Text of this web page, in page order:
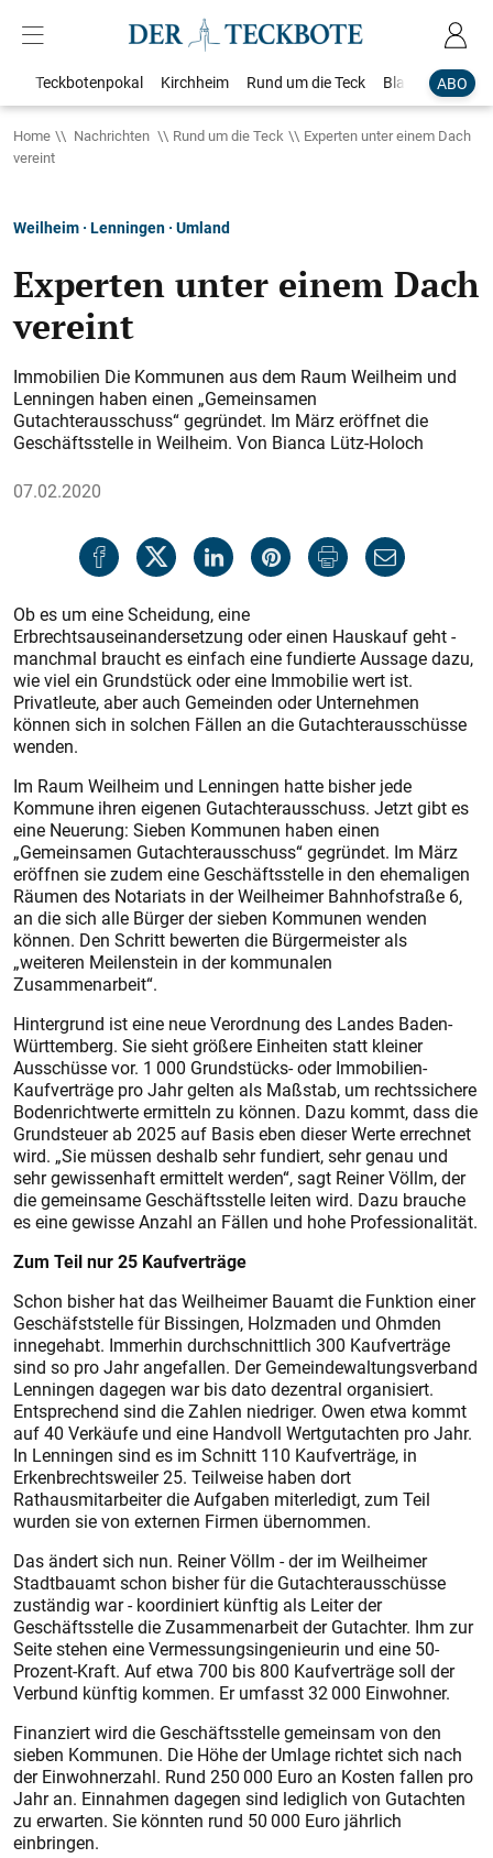
ABO
Teckbotenpokal Kirchheim Rund um die Teck Blaulicht
Home Nachrichten Rund um die Teck
Experten unter einem Dach
vereint
Weilheim · Lenningen · Umland
Experten unter einem Dach
vereint
Immobilien Die Kommunen aus dem Raum Weilheim und
Lenningen haben einen „Gemeinsamen
Gutachterausschuss“ gegründet. Im März eröffnet die
Geschäftsstelle in Weilheim. Von Bianca Lütz-Holoch
07.02.2020
Ob es um eine Scheidung, eine
Erbrechtsauseinandersetzung oder einen Hauskauf geht -
manchmal braucht es einfach eine fundierte Aussage dazu,
wie viel ein Grundstück oder eine Immobilie wert ist.
Privatleute, aber auch Gemeinden oder Unternehmen
können sich in solchen Fällen an die Gutachterausschüsse
wenden.
Im Raum Weilheim und Lenningen hatte bisher jede
Kommune ihren eigenen Gutachterausschuss. Jetzt gibt es
eine Neuerung: Sieben Kommunen haben einen
„Gemeinsamen Gutachterausschuss“ gegründet. Im März
eröffnen sie zudem eine Geschäftsstelle in den ehemaligen
Räumen des Notariats in der Weilheimer Bahnhofstraße 6,
an die sich alle Bürger der sieben Kommunen wenden
können. Den Schritt bewerten die Bürgermeister als
„weiteren Meilenstein in der kommunalen
Zusammenarbeit“.
Hintergrund ist eine neue Verordnung des Landes Baden-
Würt­temberg. Sie sieht größere Einheiten statt kleiner
Ausschüsse vor. 1 000 Grundstücks- oder Immobilien-
Kaufverträge pro Jahr gelten als Maßstab, um rechtssichere
Bodenrichtwerte ermitteln zu können. Dazu kommt, dass die
Grundsteuer ab 2025 auf Basis eben dieser Werte errechnet
wird. „Sie müssen deshalb sehr fundiert, sehr genau und
sehr gewissenhaft ermittelt werden“, sagt Reiner Völlm, der
die gemeinsame Geschäftsstelle leiten wird. Dazu brauche
es eine gewisse Anzahl an Fällen und hohe Professionalität.
Zum Teil nur 25 Kaufverträge
Schon bisher hat das Weilheimer Bauamt die Funktion einer
Geschäfststelle für Bissingen, Holzmaden und Ohmden
innegehabt. Immerhin durchschnittlich 300 Kaufverträge
sind so pro Jahr angefallen. Der Gemeindewaltungsverband
Lenningen dagegen war bis dato dezentral organisiert.
Entsprechend sind die Zahlen niedriger. Owen etwa kommt
auf 40 Verkäufe und eine Handvoll Wertgutachten pro Jahr.
In Lenningen sind es im Schnitt 110 Kaufverträge, in
Erkenbrechtsweiler 25. Teilweise haben dort
Rathausmitarbeiter die Aufgaben miterledigt, zum Teil
wurden sie von externen Firmen übernommen.
Das ändert sich nun. Reiner Völlm - der im Weilheimer
Stadtbauamt schon bisher für die Gutachterausschüsse
zuständig war - koordiniert künftig als Leiter der
Geschäftsstelle die Zusammenarbeit der Gutachter. Ihm zur
Seite stehen eine Vermessungsingenieurin und eine 50-
Prozent-Kraft. Auf etwa 700 bis 800 Kaufverträge soll der
Verbund künftig kommen. Er umfasst 32 000 Einwohner.
Finanziert wird die Geschäftsstelle gemeinsam von den
sieben Kommunen. Die Höhe der Umlage richtet sich nach
der Einwohnerzahl. Rund 250 000 Euro an Kosten fallen pro
Jahr an. Einnahmen dagegen sind lediglich von Gutachten
zu erwarten. Sie könnten rund 50 000 Euro jährlich
einbringen.